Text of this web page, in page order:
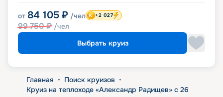
от 84 105 ₽ /чел
99 750₽ /чел
+2 027
Выбрать круиз
Главная • Поиск круизов •
Круиз на теплоходе «Александр Радищев» с 26